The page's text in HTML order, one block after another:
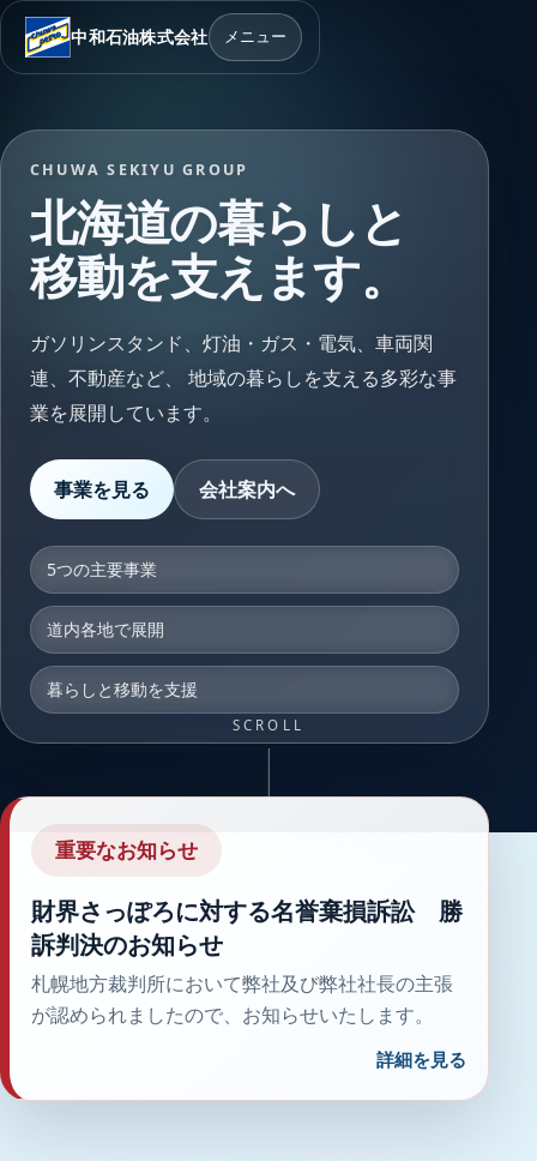
中和石油株式会社 メニュー
CHUWA SEKIYU GROUP
北海道の暮らしと
移動を支えます。
ガソリンスタンド、灯油・ガス・電気、車両関
連、不動産など、 地域の暮らしを支える多彩な事
業を展開しています。
事業を見る 会社案内へ
5つの主要事業
道内各地で展開
暮らしと移動を支援
SCROLL
重要なお知らせ
財界さっぽろに対する名誉棄損訴訟 勝
訴判決のお知らせ
札幌地方裁判所において弊社及び弊社社長の主張
が認められましたので、お知らせいたします。
詳細を見る